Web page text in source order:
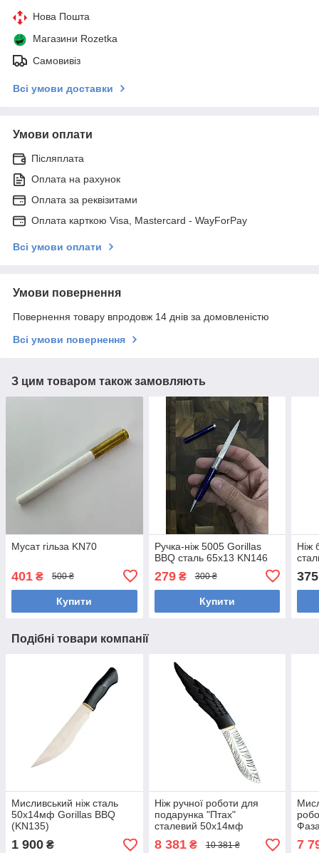
Нова Пошта
Магазини Rozetka
Самовивіз
Всі умови доставки
Умови оплати
Післяплата
Оплата на рахунок
Оплата за реквізитами
Оплата карткою Visa, Mastercard - WayForPay
Всі умови оплати
Умови повернення
Повернення товару впродовж 14 днів за домовленістю
Всі умови повернення
З цим товаром також замовляють
Мусат гільза KN70
401 ₴ 500 ₴
Купити
Ручка-ніж 5005 Gorillas
BBQ сталь 65х13 KN146
279₴ 300 ₴
Купити
Ніж
375
Подібні товари компанії
Мисливський ніж сталь
50х14мф Gorillas BBQ
(KN135)
1 900 ₴
Ніж ручної роботи для
подарунка "Птах"
сталевий 50х14мф
Gorillas BBQ KN238
8 381₴ 10 381 ₴ 7